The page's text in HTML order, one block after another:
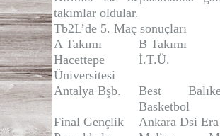
takımlar oldular.
Tb2L’de 5. Maç sonuçları
A Takımı
B Takımı
Hacettepe
Üniversitesi
İ.T.Ü.
Antalya Bşb.
Best
Basketbol
Final Gençlik Ankara Dsi Era